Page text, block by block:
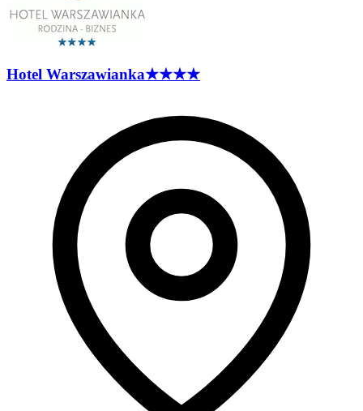
Hotel Warszawianka★★★★